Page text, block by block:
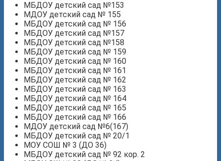
МБДОУ детский сад №153
МДОУ детский сад № 155
МБДОУ детский сад № 156
МБДОУ детский сад №157
МБДОУ детский сад №158
МБДОУ детский сад № 159
МБДОУ детский сад № 160
МБДОУ детский сад № 161
МБДОУ детский сад № 162
МБДОУ детский сад № 163
МБДОУ детский сад № 164
МБДОУ детский сад № 165
МБДОУ детский сад № 166
МДОУ детский сад №6(167)
МБДОУ детский сад № 20/1
МОУ СОШ № 3 (ДО 36)
МБДОУ детский сад № 92 кор. 2